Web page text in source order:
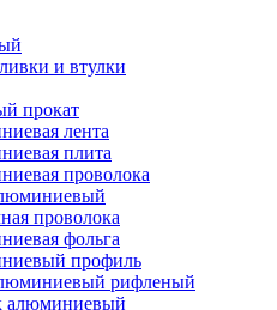
и втулки
прокат
лента
плита
проволока
проволока
фольга
профиль
рифленый
алюминиевый